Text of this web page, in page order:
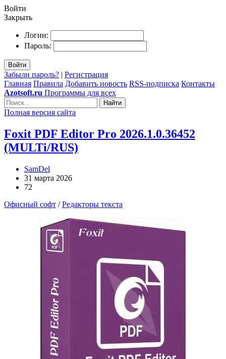
Войти
Закрыть
Логин:
Пароль:
Войти
Забыли пароль? | Регистрация
Главная Правила Добавить новость RSS-подписка Контакты
Azotsoft.ru Программы для всех
Найти
Полная версия сайта
Foxit PDF Editor Pro 2026.1.0.36452
(MULTi/RUS)
SamDel
31 марта 2026
72
Офисный софт /Редакторы текста